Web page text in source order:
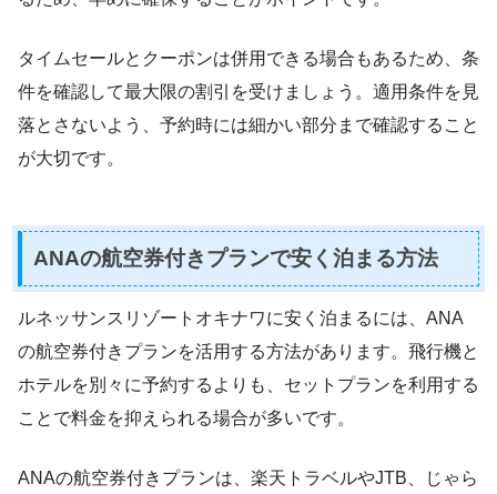
タイムセールとクーポンは併用できる場合もあるため、条
件を確認して最大限の割引を受けましょう。適用条件を見
落とさないよう、予約時には細かい部分まで確認すること
が大切です。
ANAの航空券付きプランで安く泊まる方法
ルネッサンスリゾートオキナワに安く泊まるには、ANA
の航空券付きプランを活用する方法があります。飛行機と
ホテルを別々に予約するよりも、セットプランを利用する
ことで料金を抑えられる場合が多いです。
ANAの航空券付きプランは、楽天トラベルやJTB、じゃら